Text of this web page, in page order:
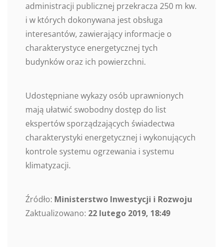
administracji publicznej przekracza 250 m kw.
i w których dokonywana jest obsługa
interesantów, zawierający informacje o
charakterystyce energetycznej tych
budynków oraz ich powierzchni.
Udostępniane wykazy osób uprawnionych
mają ułatwić swobodny dostęp do list
ekspertów sporządzających świadectwa
charakterystyki energetycznej i wykonujących
kontrole systemu ogrzewania i systemu
klimatyzacji.
Źródło: Ministerstwo Inwestycji i Rozwoju
Zaktualizowano: 22 lutego 2019, 18:49